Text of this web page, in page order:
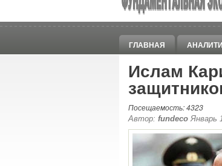
ГЛАВНАЯ
Ислам
Посещаемость: 4323
Автор: fundeco Январь